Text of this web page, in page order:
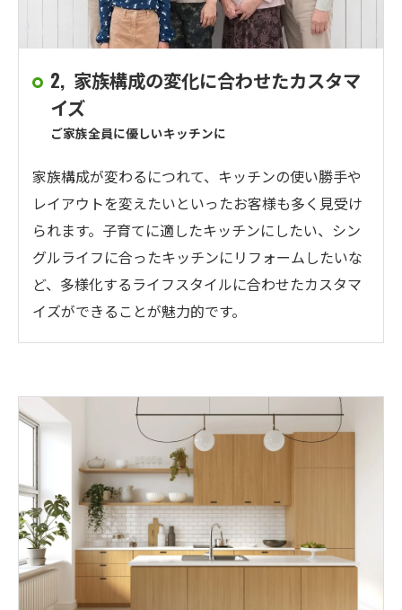
2, 家族構成の変化に合わせたカスタマ
イズ
ご家族全員に優しいキッチンに
家族構成が変わるにつれて、キッチンの使い勝手や
レイアウトを変えたいといったお客様も多く見受け
られます。子育てに適したキッチンにしたい、シン
グルライフに合ったキッチンにリフォームしたいな
ど、多様化するライフスタイルに合わせたカスタマ
イズができることが魅力的です。